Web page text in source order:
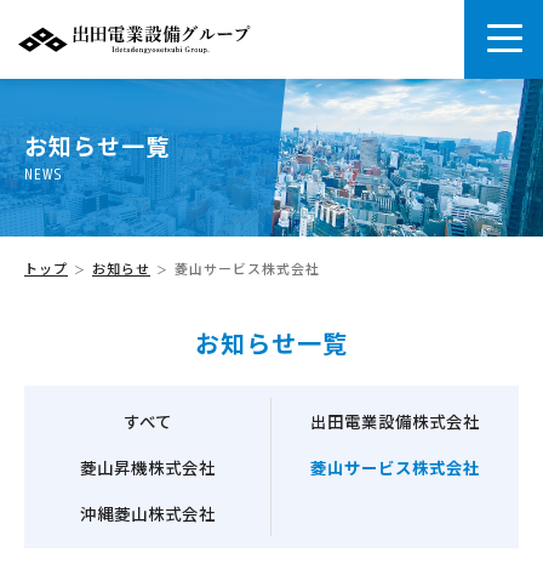
お知らせ一覧
NEWS
トップ お知らせ 菱山サービス株式会社
お知らせ一覧
すべて
出田電業設備株式会社
菱山昇機株式会社
菱山サービス株式会社
沖縄菱山株式会社